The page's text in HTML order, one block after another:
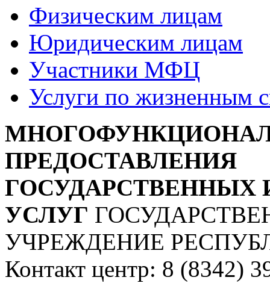
Физическим лицам
Юридическим лицам
Участники МФЦ
Услуги по жизненным
ПРЕДОСТАВЛЕНИЯ
УСЛУГ
УЧРЕЖДЕНИЕ
Контакт центр: 8 (8342)